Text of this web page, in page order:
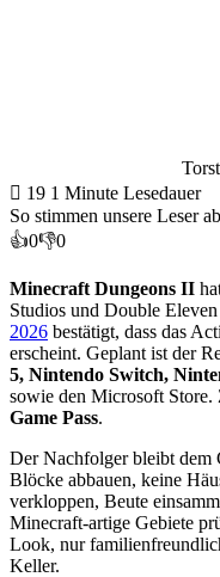
19 1 Minute Lesedauer
So stimmen unsere Leser
👍0👎0
Minecraft Dungeons II
Studios und Double
2026 bestätigt, dass das
erscheint. Geplant ist der
5, Nintendo Switch,
sowie den Microsoft Store.
Game Pass.
Der Nachfolger bleibt dem
Blöcke abbauen, keine
verkloppen, Beute
Minecraft-artige Gebiete
Look, nur
Keller.